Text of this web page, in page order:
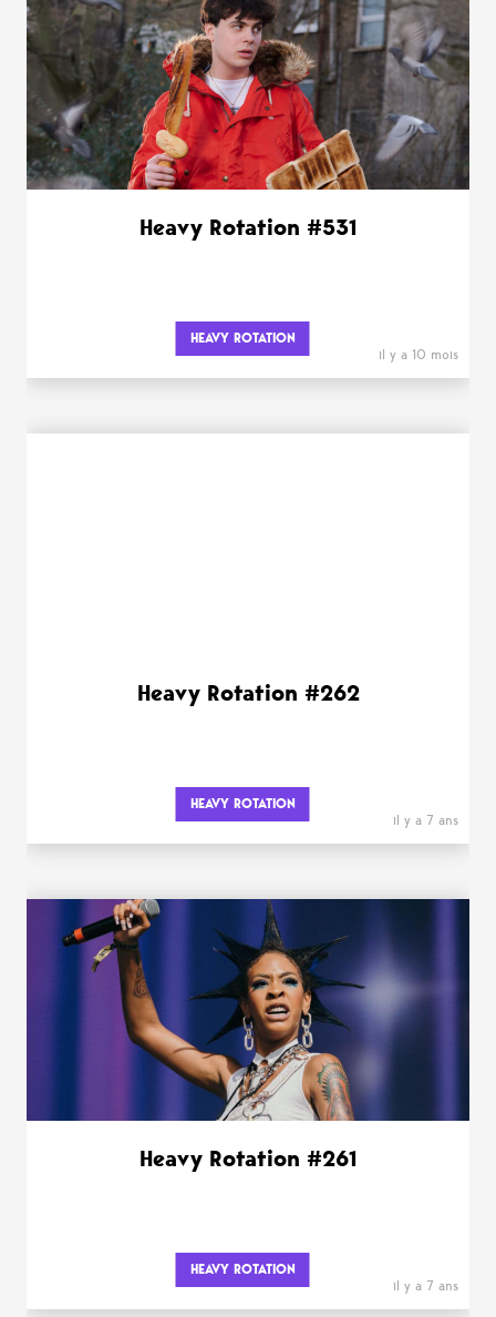
Heavy Rotation #531
HEAVY ROTATION
il y a 10 mois
Heavy Rotation #262
HEAVY ROTATION
il y a 7 ans
Heavy Rotation #261
HEAVY ROTATION
il y a 7 ans